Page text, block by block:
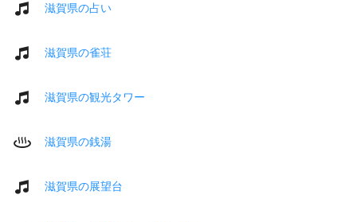
滋賀県の占い
滋賀県の雀荘
滋賀県の観光タワー
滋賀県の銭湯
滋賀県の展望台